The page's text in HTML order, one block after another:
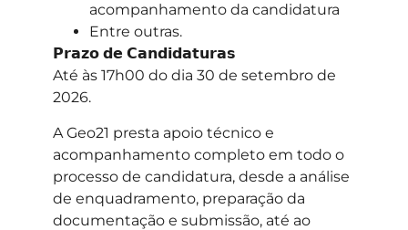
acompanhamento da candidatura
Entre outras.
𝗣𝗿𝗮𝘇𝗼 𝗱𝗲 𝗖𝗮𝗻𝗱𝗶𝗱𝗮𝘁𝘂𝗿𝗮𝘀
Até às 17h00 do dia 30 de setembro de
2026.
A Geo21 presta apoio técnico e
acompanhamento completo em todo o
processo de candidatura, desde a análise
de enquadramento, preparação da
documentação e submissão, até ao